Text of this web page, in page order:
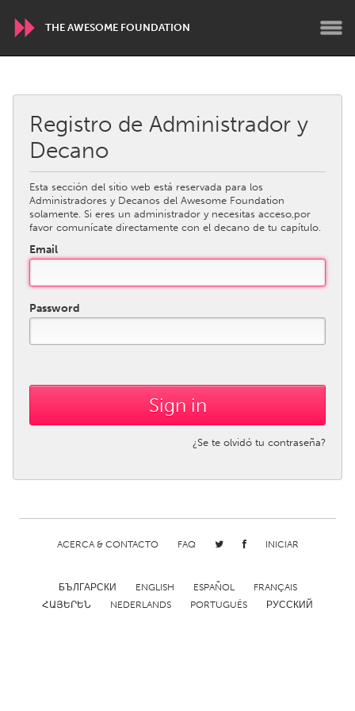
THE AWESOME FOUNDATION
WORLDWIDE
Conservation and Climate
Disability
Dragon Dreaming
ARMENIA
Javakhk
Yerevan
AUSTRALIA
Adelaide
Fleurieu
Lake Mac
Lower Hunter
Newcastle
Sydney
CANADA
Kingston
New Glasgow
MALAYSIA
Registro de Administrador y
Decano
Esta sección del sitio web está reservada para los
Administradores y Decanos del Awesome Foundation
solamente. Si eres un administrador y necesitas acceso,por
favor comunícate directamente con el decano de tu capítulo.
Email
Password
¿Se te olvidó tu contraseña?
ACERCA & CONTACTO FAQ INICIAR
БЪЛГАРСКИ ENGLISH ESPAÑOL
FRANÇAIS
ՀԱՅԵՐԵՆ
NEDERLANDS PORTUGUÊS РУССКИЙ